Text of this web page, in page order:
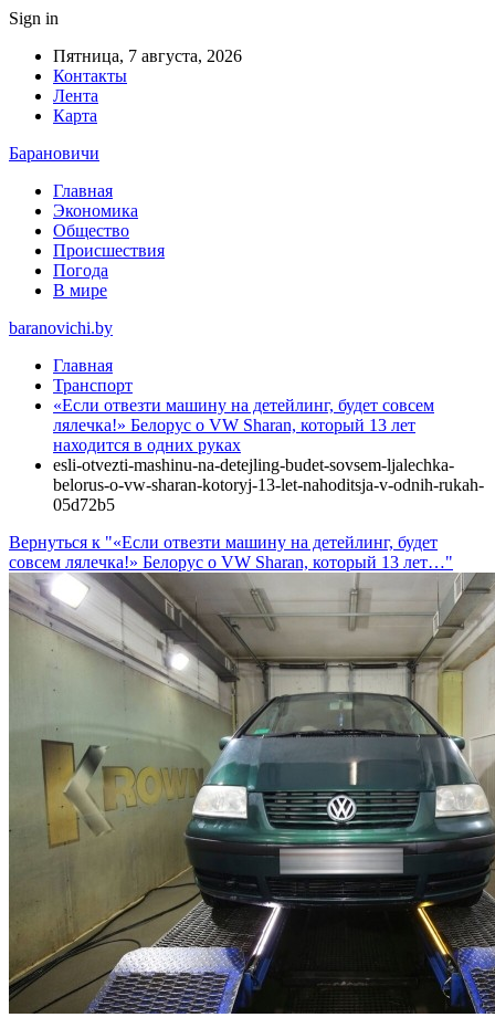
Sign in
Пятница, 7 августа, 2026
Контакты
Лента
Карта
Барановичи
Главная
Экономика
Общество
Происшествия
Погода
В мире
baranovichi.by
Главная
Транспорт
«Если отвезти машину на детейлинг, будет совсем
лялечка!» Белорус о VW Sharan, который 13 лет
находится в одних руках
esli-otvezti-mashinu-na-detejling-budet-sovsem-ljalechka-
belorus-o-vw-sharan-kotoryj-13-let-nahoditsja-v-odnih-rukah-
05d72b5
Вернуться к "«Если отвезти машину на детейлинг, будет
совсем лялечка!» Белорус о VW Sharan, который 13 лет…"